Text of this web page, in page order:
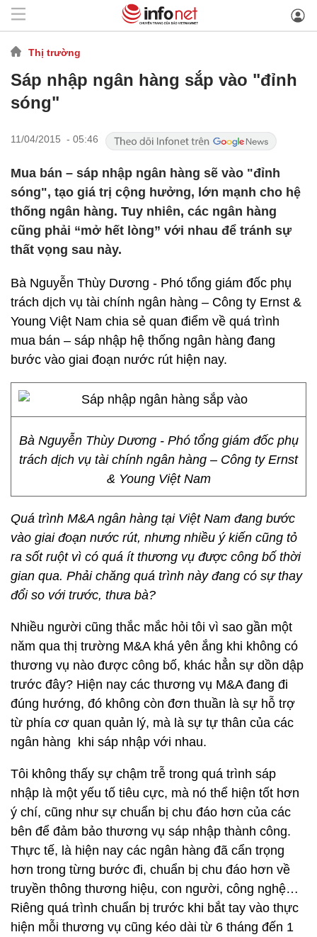
Thị trường
Sáp nhập ngân hàng sắp vào "đỉnh
sóng"
11/04/2015 - 05:46
Mua bán – sáp nhập ngân hàng sẽ vào "đỉnh
sóng", tạo giá trị cộng hưởng, lớn mạnh cho hệ
thống ngân hàng. Tuy nhiên, các ngân hàng
cũng phải “mở hết lòng” với nhau để tránh sự
thất vọng sau này.
Bà Nguyễn Thùy Dương - Phó tổng giám đốc phụ
trách dịch vụ tài chính ngân hàng – Công ty Ernst &
Young Việt Nam chia sẻ quan điểm về quá trình
mua bán – sáp nhập hệ thống ngân hàng đang
bước vào giai đoạn nước rút hiện nay.
Bà Nguyễn Thùy Dương - Phó tổng giám đốc phụ
trách dịch vụ tài chính ngân hàng – Công ty Ernst
& Young Việt Nam
Quá trình M&A ngân hàng tại Việt Nam đang bước
vào giai đoạn nước rút, nhưng nhiều ý kiến cũng tỏ
ra sốt ruột vì có quá ít thương vụ được công bố thời
gian qua. Phải chăng quá trình này đang có sự thay
đổi so với trước, thưa bà?
Nhiều người cũng thắc mắc hỏi tôi vì sao gần một
năm qua thị trường M&A khá yên ắng khi không có
thương vụ nào được công bố, khác hẳn sự dồn dập
trước đây? Hiện nay các thương vụ M&A đang đi
đúng hướng, đó không còn đơn thuần là sự hỗ trợ
từ phía cơ quan quản lý, mà là sự tự thân của các
ngân hàng khi sáp nhập với nhau.
Tôi không thấy sự chậm trễ trong quá trình sáp
nhập là một yếu tố tiêu cực, mà nó thể hiện tốt hơn
ý chí, cũng như sự chuẩn bị chu đáo hơn của các
bên để đảm bảo thương vụ sáp nhập thành công.
Thực tế, là hiện nay các ngân hàng đã cẩn trọng
hơn trong từng bước đi, chuẩn bị chu đáo hơn về
truyền thông thương hiệu, con người, công nghệ…
Riêng quá trình chuẩn bị trước khi bắt tay vào thực
hiện mỗi thương vụ cũng kéo dài từ 6 tháng đến 1